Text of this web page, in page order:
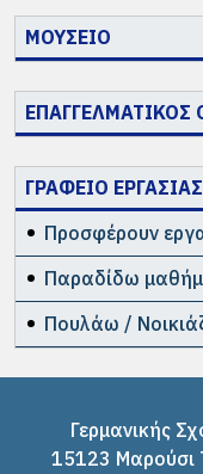
ΜΟΥΣΕΙΟ
ΕΠΑΓΓΕΛΜΑΤΙΚΟΣ
ΓΡΑΦΕΙΟ ΕΡΓΑΣΙΑΣ
Προσφέρουν
Παραδίδω
Πουλάω /
Γερμανικής
15123 Μαρούσι